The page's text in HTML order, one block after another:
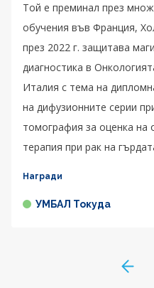
Той е преминал през
обучения във Франция,
през 2022 г. защитава
диагностика в
Италия с тема на
на дифузионните серии
томография за оценка на
терапия при рак на
Награди
УМБАЛ Токуда